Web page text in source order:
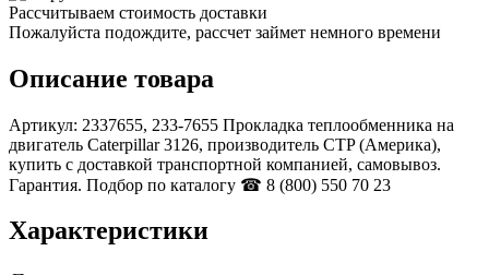
Рассчитываем стоимость доставки
Пожалуйста подождите, рассчет займет немного времени
Описание товара
Артикул: 2337655, 233-7655 Прокладка теплообменника на
двигатель Caterpillar 3126, производитель CTP (Америка),
купить с доставкой транспортной компанией, самовывоз.
Гарантия. Подбор по каталогу ☎ 8 (800) 550 70 23
Характеристики